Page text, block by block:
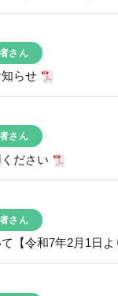
さん
らせ
さん
ださい
さん
【令和7年2月1日よ